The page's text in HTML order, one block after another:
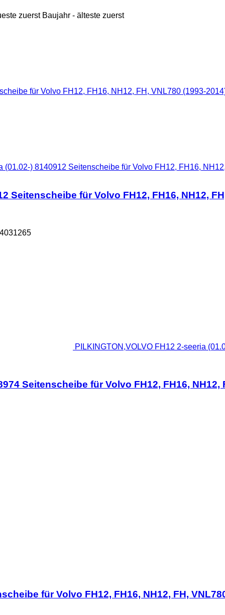
zuerst Baujahr - älteste zuerst
(01.02-) 8140912 Seitenscheibe für Volvo FH12, FH16,
Seitenscheibe für Volvo FH12, FH16, NH12,
PILKINGTON,VOLVO FH12 2-seeria
Seitenscheibe für Volvo FH12, FH16,
für Volvo FH12, FH16, NH12, FH,